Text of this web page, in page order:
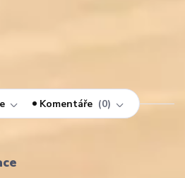
Komentáře 0